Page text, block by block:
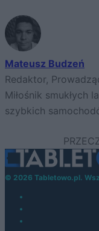
Mateusz Budzeń
Redaktor,
Miłośnik smukłych
szybkich
© 2026 Tabletowo.pl.